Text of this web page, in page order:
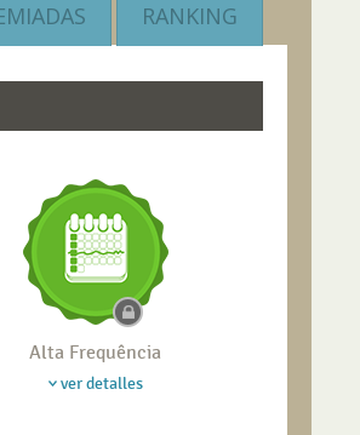
RANKING
Alta Frequência
ver detalles